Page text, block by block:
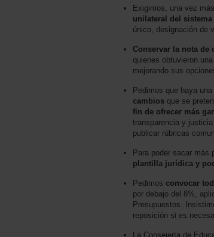
Exigimos, una vez
unilateral del
único, designación de
Conservar la nota de
quienes obtuvieron
mejorando sus
Pedimos que haya
cambios que se
fin de ofrecer más
transparencia y
publicar rúbricas
Para poder sacar más
plantilla jurídica y
Pedimos convocar
por debajo del 8%,
Presupuestos.
reposición si es
La Consejería de